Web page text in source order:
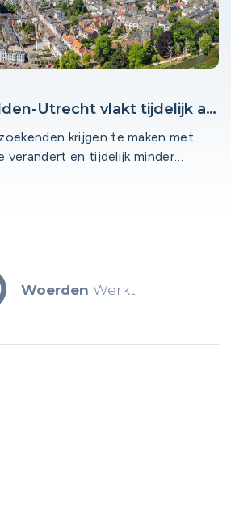
Utrecht vlakt tijdelijk af
krijgen te maken met
verandert en tijdelijk minder
Utrecht ongeveer 4.000 minder
wanneer de energieprijzen
Woerden Werkt